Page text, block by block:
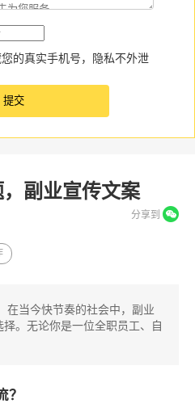
的真实手机号，隐私不外泄
副业宣传文案
分享到
在当今快节奏的社会中，副业
。无论你是一位全职员工、自